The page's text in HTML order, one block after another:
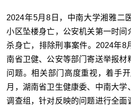
2024年5月8日，中南大学湘雅二
小区坠楼身亡，公安机关第一时间
杀身亡，排除刑事案件。2024年8
南省卫健、公安等部门寄送举报材
问题。相关部门高度重视，着手
月，湖南省卫生健康委、中南大学
调查组，针对反映的问题进行全面